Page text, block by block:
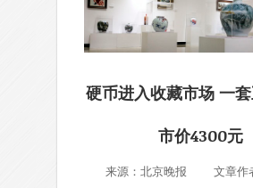
硬币进入收藏市场 一
市价4300元
来源：北京晚报 文章作